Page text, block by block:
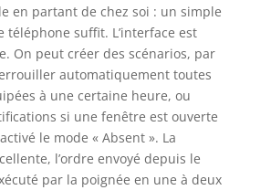
en partant de chez soi : un simple
téléphone suffit. L’interface est
On peut créer des scénarios, par
automatiquement toutes
à une certaine heure, ou
si une fenêtre est ouverte
le mode « Absent ». La
l’ordre envoyé depuis le
par la poignée en une à deux